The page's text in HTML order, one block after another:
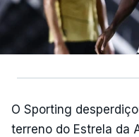
O Sporting
terreno do Estrela da